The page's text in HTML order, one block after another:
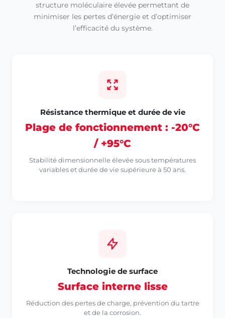
structure moléculaire élevée permettant de
minimiser les pertes d’énergie et d’optimiser
l’efficacité du système.
Résistance thermique et durée de vie
Plage de fonctionnement : -20°C
/ +95°C
Stabilité dimensionnelle élevée sous températures
variables et durée de vie supérieure à 50 ans.
Technologie de surface
Surface interne lisse
Réduction des pertes de charge, prévention du tartre
et de la corrosion.